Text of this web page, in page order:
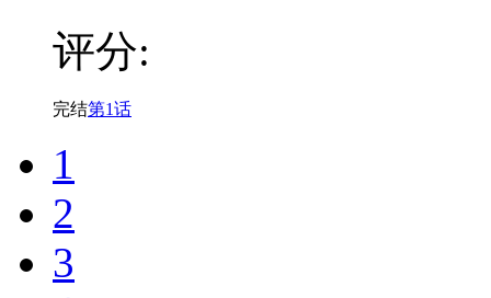
评分:
完结第1话
1
2
3